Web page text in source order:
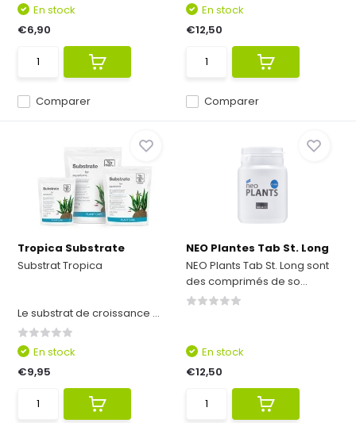
Comparer
En stock
€6,90
Comparer
En stock
€12,50
Tropica Substrate
Substrat Tropica
Le substrat de croissance ...
En stock
€9,95
NEO Plantes Tab St. Long
NEO Plants Tab St. Long sont
des comprimés de so...
En stock
€12,50